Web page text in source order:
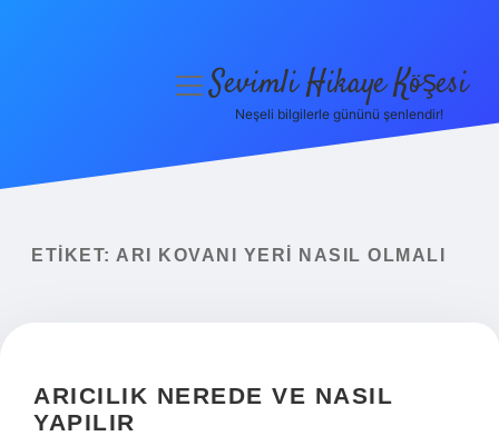
Yasal Uyarı
menüyüSevimli Hikaye Köşesi
Neşeli bilgilerle gününü şenlendir!
ETIKET: ARI KOVANI YERI NASIL OLMALI
ARICILIK NEREDE VE NASIL
YAPILIR